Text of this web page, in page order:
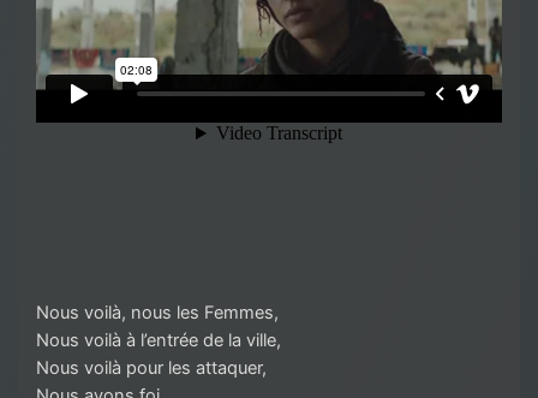
Nous voilà, nous les Femmes,
Nous voilà à l’entrée de la ville,
Nous voilà pour les attaquer,